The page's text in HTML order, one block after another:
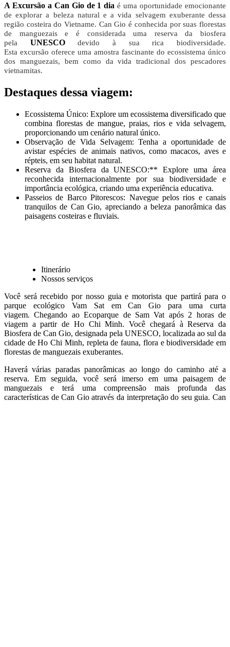
A Excursão a Can Gio de 1 dia é uma oportunidade emocionante
de explorar a beleza natural e a vida selvagem exuberante dessa
região costeira do Vietname. Can Gio é conhecida por suas florestas
de manguezais e é considerada uma reserva da biosfera
pela UNESCOdevido à sua rica biodiversidade.
Esta excursão oferece uma amostra fascinante do ecossistema único
dos manguezais, bem como da vida tradicional dos pescadores
vietnamitas.
Destaques dessa viagem:
Ecossistema Único: Explore um ecossistema diversificado que
combina florestas de mangue, praias, rios e vida selvagem,
proporcionando um cenário natural único.
Observação de Vida Selvagem: Tenha a oportunidade de
avistar espécies de animais nativos, como macacos, aves e
répteis, em seu habitat natural.
Reserva da Biosfera da UNESCO:** Explore uma área
reconhecida internacionalmente por sua biodiversidade e
importância ecológica, criando uma experiência educativa.
Passeios de Barco Pitorescos: Navegue pelos rios e canais
tranquilos de Can Gio, apreciando a beleza panorâmica das
paisagens costeiras e fluviais.
Itinerário
Nossos serviços
Você será recebido por nosso guia e motorista que partirá para o
parque ecológico Vam Sat em Can Gio para uma curta
viagem. Chegando ao Ecoparque de Sam Vat após 2 horas de
viagem a partir de Ho Chi Minh. Você chegará à Reserva da
Biosfera de Can Gio, designada pela UNESCO, localizada ao sul da
cidade de Ho Chi Minh, repleta de fauna, flora e biodiversidade em
florestas de manguezais exuberantes.
Haverá várias paradas panorâmicas ao longo do caminho até a
reserva. Em seguida, você será imerso em uma paisagem de
manguezais e terá uma compreensão mais profunda das
características de Can Gio através da interpretação do seu guia. Can